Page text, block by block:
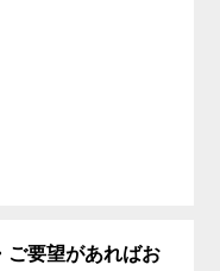
ご要望があればお